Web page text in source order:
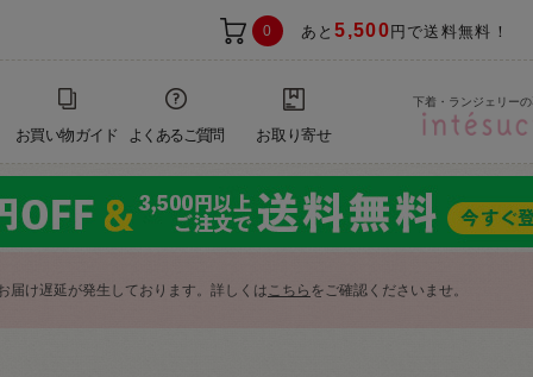
0 あと5,500 円で送料無料！
お買い物ガイド よくあるご質問 お取り寄せ
下着・ランジェリー
届け遅延が発生しております。詳しくはこちら をご確認くださいませ。